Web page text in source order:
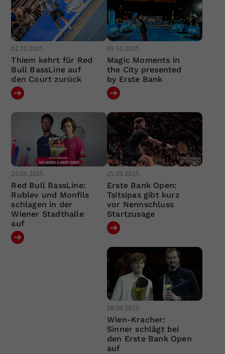
02.10.2025
Thiem kehrt für Red
Bull BassLine auf
den Court zurück
01.10.2025
Magic Moments in
the City presented
by Erste Bank
26.09.2025
Red Bull BassLine:
Rublev und Monfils
schlagen in der
Wiener Stadthalle
auf
25.09.2025
Erste Bank Open:
Tsitsipas gibt kurz
vor Nennschluss
Startzusage
08.09.2025
Wien-Kracher:
Sinner schlägt bei
den Erste Bank Open
auf